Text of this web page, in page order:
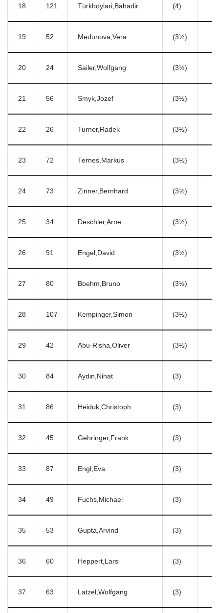
18 121 Türkboylari,Bahadir (4)
19 52 Medunova,Vera (3½)
20 24 Sailer,Wolfgang (3½)
21 56 Smyk,Jozef (3½)
22 26 Turner,Radek (3½)
23 72 Ternes,Markus (3½)
24 73 Zinner,Bernhard (3½)
25 34 Deschler,Arne (3½)
26 91 Engel,David (3½)
27 80 Boehm,Bruno (3½)
28 107 Kempinger,Simon (3½)
29 42 Abu-Risha,Oliver (3½)
30 84 Aydin,Nihat (3)
31 86 Heiduk,Christoph (3)
32 45 Gehringer,Frank (3)
33 87 Engl,Eva (3)
34 49 Fuchs,Michael (3)
35 53 Gupta,Arvind (3)
36 60 Heppert,Lars (3)
37 63 Latzel,Wolfgang (3)